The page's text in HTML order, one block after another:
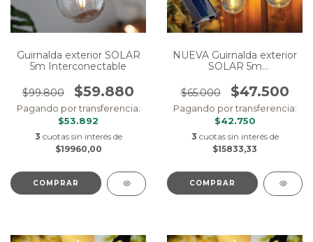
Guirnalda exterior SOLAR
5m Interconectable
$99.800 $59.880
Pagando por transferencia:
$53.892
3 cuotas sin interés de
$19960,00
NUEVA Guirnalda exterior
SOLAR 5m
$65.000
$47.500
Pagando por transferencia:
$42.750
3 cuotas sin interés de
$15833,33